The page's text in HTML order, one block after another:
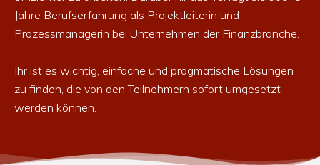
Jahre Berufserfahrung als Projektleiterin und
Prozessmanagerin bei Unternehmen der Finanzbranche.
Ihr ist es wichtig, einfache und pragmatische Lösungen
zu finden, die von den Teilnehmern sofort umgesetzt
werden können.